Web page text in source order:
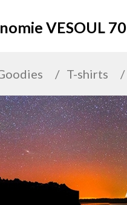
VESOUL 70
T-shirts